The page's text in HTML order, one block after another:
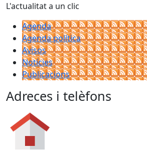
L'actualitat a un clic
Agenda
Agenda política
Avisos
Notícies
Publicacions
Adreces i telèfons